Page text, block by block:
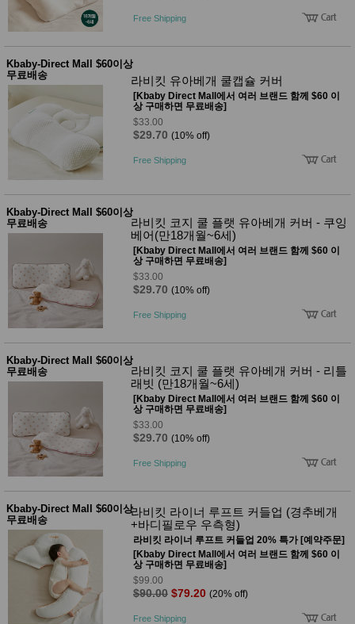
Free Shipping
Kbaby-Direct Mall $60이상
무료배송
라비킷 유아베개 쿨캡슐 커버
[Kbaby Direct Mall에서 여러 브랜드 함께 $60 이
상 구매하면 무료배송]
$33.00
$29.70 (10% off)
Free Shipping
Kbaby-Direct Mall $60이상
무료배송
라비킷 코지 쿨 플랫 유아베개 커버 - 쿠잉
베어(만18개월~6세)
[Kbaby Direct Mall에서 여러 브랜드 함께 $60 이
상 구매하면 무료배송]
$33.00
$29.70 (10% off)
Free Shipping
Kbaby-Direct Mall $60이상
무료배송
라비킷 코지 쿨 플랫 유아베개 커버 - 리틀
래빗 (만18개월~6세)
[Kbaby Direct Mall에서 여러 브랜드 함께 $60 이
상 구매하면 무료배송]
$33.00
$29.70 (10% off)
Free Shipping
Kbaby-Direct Mall $60이상
무료배송
라비킷 라이너 루프트 커들업 (경추베개
+바디필로우 우측형)
라비킷 라이너 루프트 커들업 20% 특가 [예약주문]
[Kbaby Direct Mall에서 여러 브랜드 함께 $60 이
상 구매하면 무료배송]
$99.00
$90.00 $79.20 (20% off)
Free Shipping